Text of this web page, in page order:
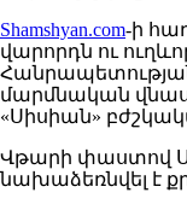
Shamshyan.com-ի
վարորդն ու
մարմնական
«Սիսիան»
Վթարի փաստով
նախաձեռնվել է